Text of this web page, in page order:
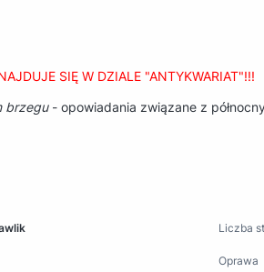
SIĘ W DZIALE "ANTYKWARIAT"!!!
brzegu- opowiadania związane z
Liczba
Oprawa